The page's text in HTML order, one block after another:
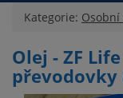
Kategorie: Osobní
Olej - ZF
převodovky